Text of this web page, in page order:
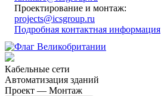
Проектирование и монтаж:
projects@icsgroup.ru
Подробная контактная информация
Кабельные сети
Автоматизация зданий
Проект — Монтаж